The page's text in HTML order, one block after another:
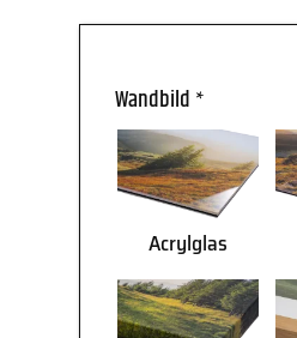
Wandbild *
Acrylglas